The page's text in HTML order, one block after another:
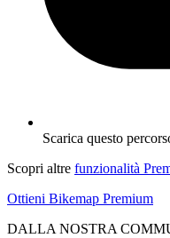
Scarica questo
Scopri altre funzionalità
Ottieni Bikemap Premium
DALLA NOSTRA